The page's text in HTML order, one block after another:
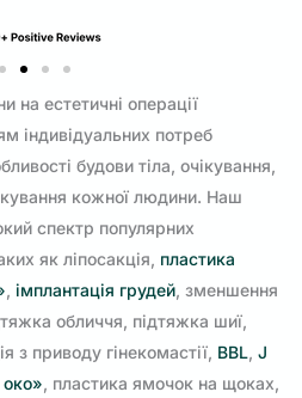
на естетичні операції
індивідуальних потреб
будови тіла, очікування,
кожної людини. Наш
спектр популярних
як ліпосакція, пластика
, імплантація грудей, зменшення
обличчя, підтяжка шиї,
з приводу гінекомастії, BBL, J
око», пластика ямочок на щоках,